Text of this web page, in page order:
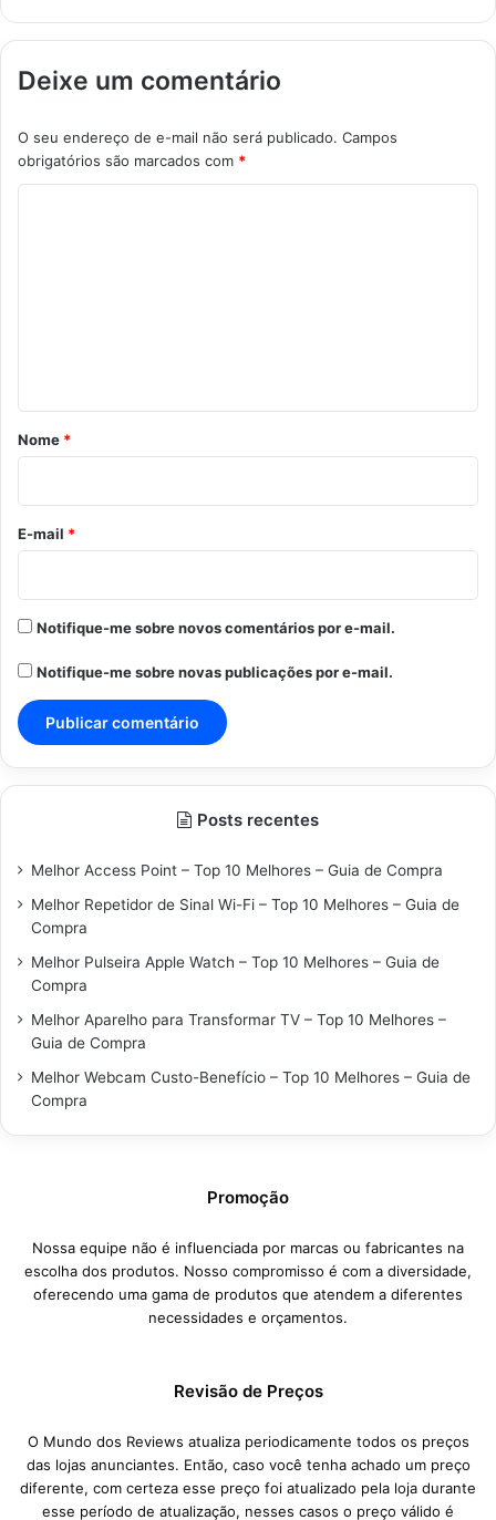
Deixe um comentário
O seu endereço de e-mail não será publicado. Campos
obrigatórios são marcados com *
r
o
*
Nome *
E-mail *
Notifique-me sobre novos comentários por e-mail.
Notifique-me sobre novas publicações por e-mail.
Posts recentes
Melhor Access Point – Top 10 Melhores – Guia de Compra
Melhor Repetidor de Sinal Wi-Fi – Top 10 Melhores – Guia de
Compra
Melhor Pulseira Apple Watch – Top 10 Melhores – Guia de
Compra
Melhor Aparelho para Transformar TV – Top 10 Melhores –
Guia de Compra
Melhor Webcam Custo-Benefício – Top 10 Melhores – Guia de
Compra
Promoção
Nossa equipe não é influenciada por marcas ou fabricantes na
escolha dos produtos. Nosso compromisso é com a diversidade,
oferecendo uma gama de produtos que atendem a diferentes
necessidades e orçamentos.
Revisão de Preços
O Mundo dos Reviews atualiza periodicamente todos os preços
das lojas anunciantes. Então, caso você tenha achado um preço
diferente, com certeza esse preço foi atualizado pela loja durante
esse período de atualização, nesses casos o preço válido é